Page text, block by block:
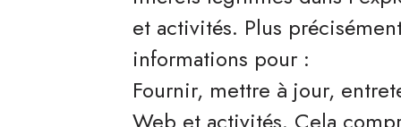
et activités. Plus
informations pour :
Fournir, mettre à jour,